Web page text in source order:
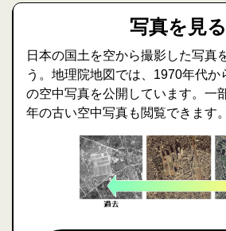
写真を見る
日本の国土を空から撮影した写真
う。地理院地図では、1970年代か
の空中写真を公開しています。一
年の古い空中写真も閲覧できます。